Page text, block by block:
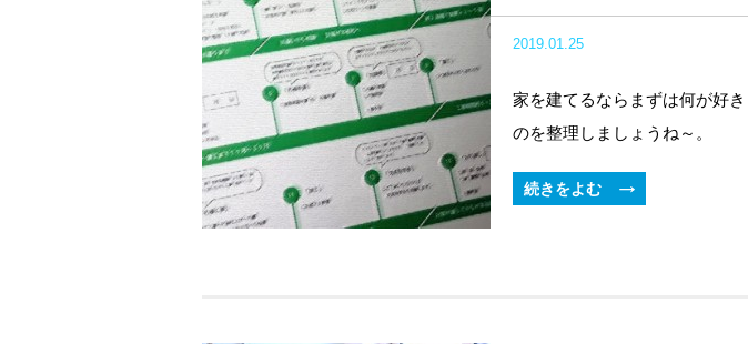
2019.01.25
家を建てるならまずは何が好
のを整理しましょうね～。
続きをよむ